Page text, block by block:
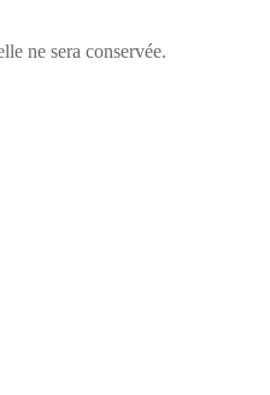
ne sera conservée.